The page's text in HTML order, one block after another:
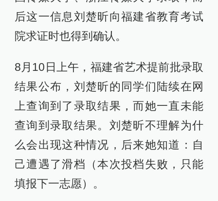
后这一信息刘楚昕向福建省教育考试
院求证时也得到确认。
8月10日上午，福建省艺术提前批录取
结果公布，刘楚昕的同学们陆续在网
上查询到了录取结果，而她一直未能
查询到录取结果。刘楚昕不理解为什
么会出现这种情况，后来她知道：自
己遭遇了滑档（本次投档失败，只能
填报下一志愿）。